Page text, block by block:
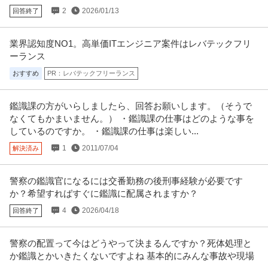
回答終了 2 2026/01/13
業界認知度NO1。高単価ITエンジニア案件はレバテックフリ
ーランス
おすすめ PR：レバテックフリーランス
鑑識課の方がいらしましたら、回答お願いします。（そうで
なくてもかまいません。） ・鑑識課の仕事はどのような事を
しているのですか。 ・鑑識課の仕事は楽しい...
解決済み 1 2011/07/04
警察の鑑識官になるには交番勤務の後刑事経験が必要です
か？希望すればすぐに鑑識に配属されますか？
回答終了 4 2026/04/18
警察の配置って今はどうやって決まるんですか？死体処理と
か鑑識とかいきたくないですよね 基本的にみんな事故や現場